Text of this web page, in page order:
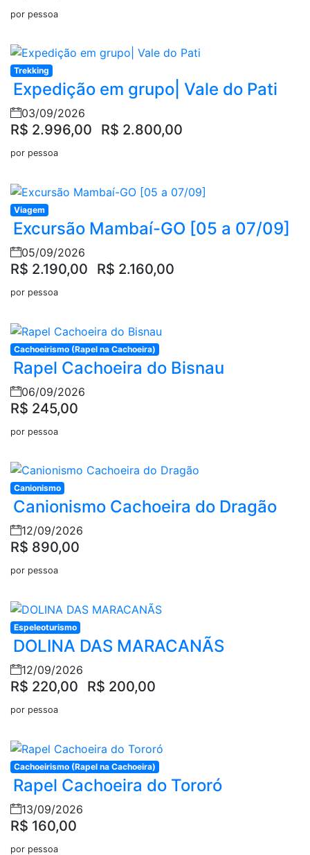
por pessoa
Trekking
Expedição em grupo| Vale do Pati
03/09/2026
R$ 2.996,00 R$ 2.800,00
por pessoa
Viagem
Excursão Mambaí-GO [05 a 07/09]
05/09/2026
R$ 2.190,00 R$ 2.160,00
por pessoa
Cachoeirismo (Rapel na Cachoeira)
Rapel Cachoeira do Bisnau
06/09/2026
R$ 245,00
por pessoa
Canionismo
Canionismo Cachoeira do Dragão
12/09/2026
R$ 890,00
por pessoa
Espeleoturismo
DOLINA DAS MARACANÃS
12/09/2026
R$ 220,00 R$ 200,00
por pessoa
Cachoeirismo (Rapel na Cachoeira)
Rapel Cachoeira do Tororó
13/09/2026
R$ 160,00
por pessoa